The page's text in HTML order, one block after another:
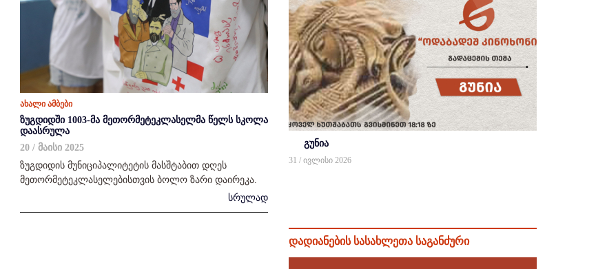
ახალი ამბები
ზუგდიდში 1003-მა მეთორმეტეკლასელმა წელს სკოლა
დაასრულა
20 / მაისი 2025
ზუგდიდის მუნიციპალიტეტის მასშტაბით დღეს
მეთორმეტეკლასელებისთვის ბოლო ზარი დაირეკა.
სრულად
გუნია
31 / ივლისი 2026
დადიანების სასახლეთა საგანძური